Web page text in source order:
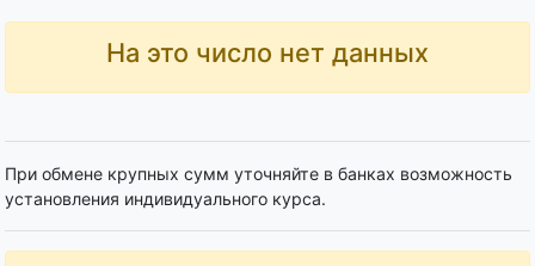
На это число нет данных
При обмене крупных сумм уточняйте в банках возможность
установления индивидуального курса.